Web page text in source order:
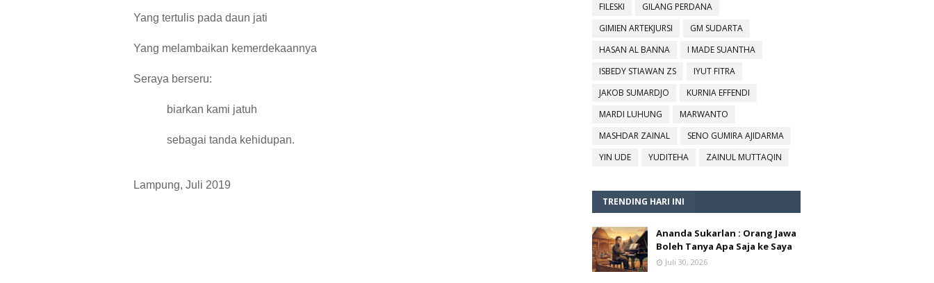
Yang tertulis pada daun jati
Yang melambaikan kemerdekaannya
Seraya berseru:
biarkan kami jatuh
sebagai tanda kehidupan.
Lampung, Juli 2019
FILESKI
GILANG PERDANA
GIMIEN ARTEKJURSI
GM SUDARTA
HASAN AL BANNA
I MADE SUANTHA
ISBEDY STIAWAN ZS
IYUT FITRA
JAKOB SUMARDJO
KURNIA EFFENDI
MARDI LUHUNG
MARWANTO
MASHDAR ZAINAL
SENO GUMIRA AJIDARMA
YIN UDE
YUDITEHA ZAINUL MUTTAQIN
TRENDING HARI INI
Ananda Sukarlan : Orang Jawa
Boleh Tanya Apa Saja ke Saya
Juli 30, 2026